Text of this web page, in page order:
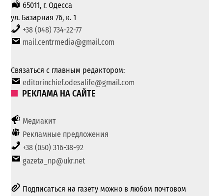
65011, г. Одесса
ул. Базарная 76, к. 1
+38 (048) 734-22-77
mail.centrmedia@gmail.com
Связаться с главным редактором:
editorinchief.odesalife@gmail.com
РЕКЛАМА НА САЙТЕ
Медиакит
Рекламные предложения
+38 (050) 316-38-92
gazeta_np@ukr.net
Подписаться на газету можно в любом почтовом